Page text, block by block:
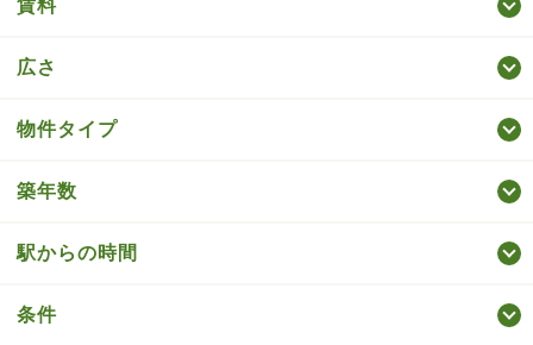
賃料
広さ
物件タイプ
築年数
駅からの時間
条件